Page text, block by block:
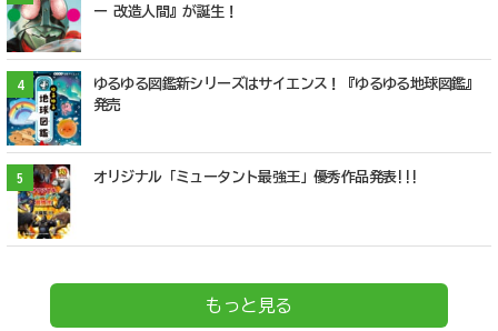
ー 改造人間』が誕生！
4
ゆるゆる図鑑新シリーズはサイエンス！『ゆるゆる地球図鑑』
発売
5 オリジナル「ミュータント最強王」優秀作品発表!!!
もっと見る